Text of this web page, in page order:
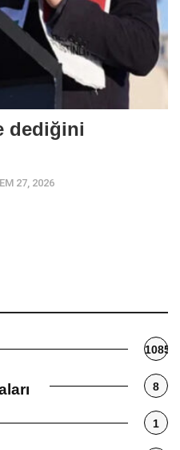
dediğini
27, 2026
1085
8
1